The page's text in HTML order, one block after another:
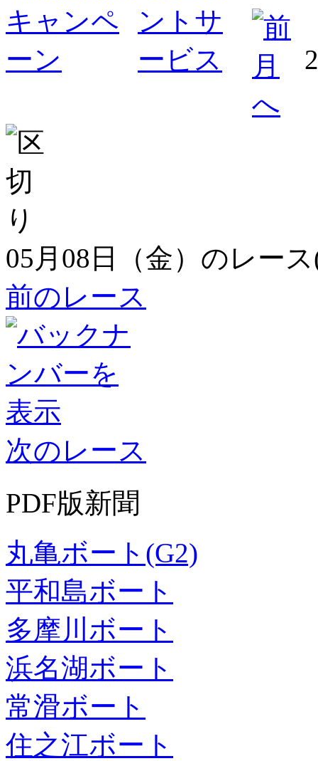
05月08日（金）のレー
前のレース
次のレース
PDF版新聞
丸亀ボート(G2)
平和島ボート
多摩川ボート
浜名湖ボート
常滑ボート
住之江ボート